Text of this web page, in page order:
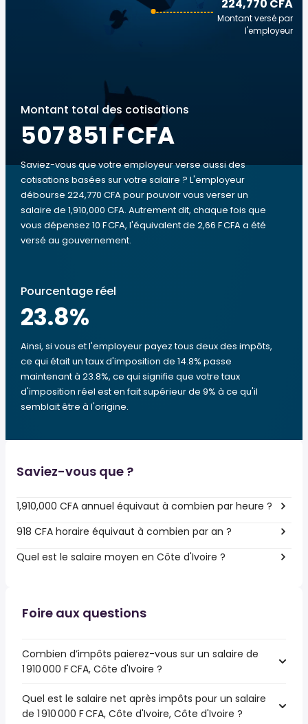
224,770 CFA
Montant versé par
l'employeur
Montant total des cotisations
507 851 F CFA
Saviez-vous que votre employeur verse aussi des
cotisations basées sur votre salaire ? L'employeur
débourse 224,770 CFA pour pouvoir vous verser un
salaire de 1,910,000 CFA. Autrement dit, chaque fois que
vous dépensez 10 F CFA, l'équivalent de 2,66 F CFA a été
versé au gouvernement.
Pourcentage réel
23.8%
Ainsi, si vous et l'employeur payez tous deux des impôts,
ce qui était un taux d'imposition de 14.8% passe
maintenant à 23.8%, ce qui signifie que votre taux
d'imposition réel est en fait supérieur de 9% à ce qu'il
semblait être à l'origine.
Saviez-vous que ?
1,910,000 CFA annuel équivaut à combien par heure ?
918 CFA horaire équivaut à combien par an ?
Quel est le salaire moyen en Côte d'Ivoire ?
Foire aux questions
Combien d’impôts paierez-vous sur un salaire de
1 910 000 F CFA, Côte d'Ivoire ?
Quel est le salaire net après impôts pour un salaire
de 1 910 000 F CFA, Côte d'Ivoire, Côte d'Ivoire ?